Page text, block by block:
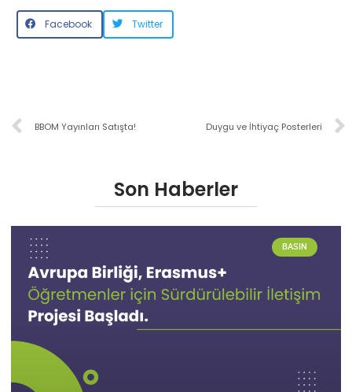
Facebook Twitter
BBOM Yayınları Satışta! Duygu ve İhtiyaç Posterleri
Son Haberler
BASIN